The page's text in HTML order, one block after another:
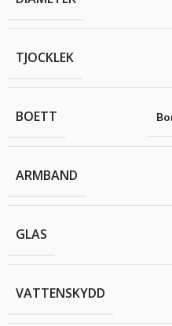
TJOCKLEK
BOETT
ARMBAND
GLAS
VATTENSKYDD